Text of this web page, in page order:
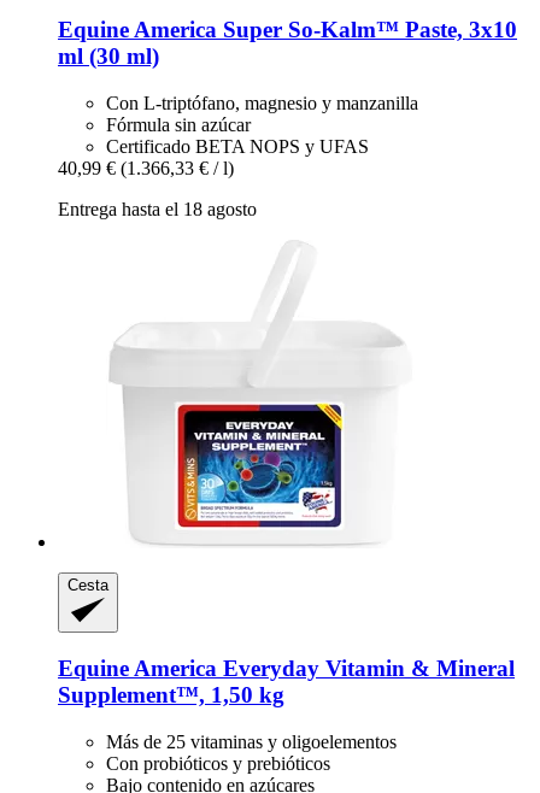
Equine America Super So-​Kalm™ Paste, 3x10
ml (30 ml)
Con L-triptófano, magnesio y manzanilla
Fórmula sin azúcar
Certificado BETA NOPS y UFAS
40,99 € (1.366,33 € / l)
Entrega hasta el 18 agosto
Cesta
Equine America Everyday Vitamin & Mineral
Supplement™, 1,50 kg
Más de 25 vitaminas y oligoelementos
Con probióticos y prebióticos
Bajo contenido en azúcares